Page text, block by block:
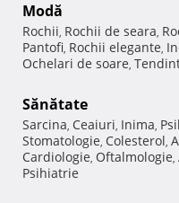
Modă
Rochii, Rochii de seara,
Pantofi, Rochii elegante,
Ochelari de soare,
Sănătate
Sarcina, Ceaiuri, Inima,
Stomatologie, Colesterol,
Cardiologie, Oftalmologie,
Psihiatrie